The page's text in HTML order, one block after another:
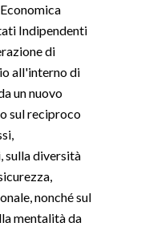
Indipendenti
di
all'interno di
un nuovo
sul reciproco
sulla diversità
nonché sul
mentalità da